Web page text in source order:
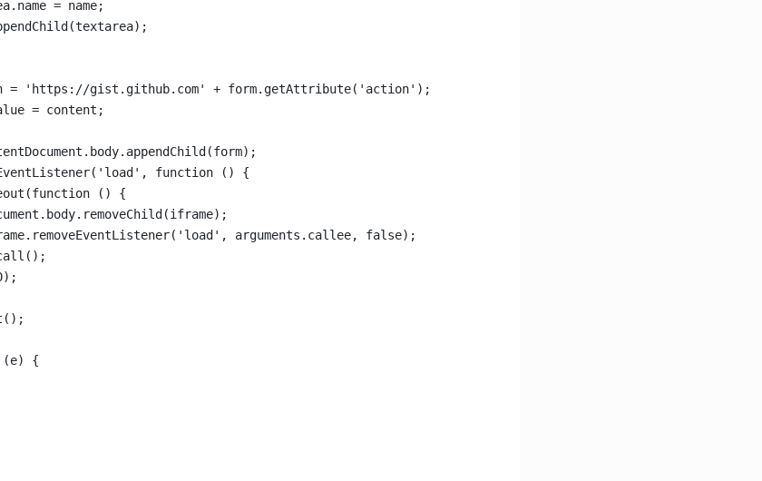
= name;
= 'https://gist.github.com' + form.getAttribute('action');
= content;
function () {
() {
arguments.callee, false);
{